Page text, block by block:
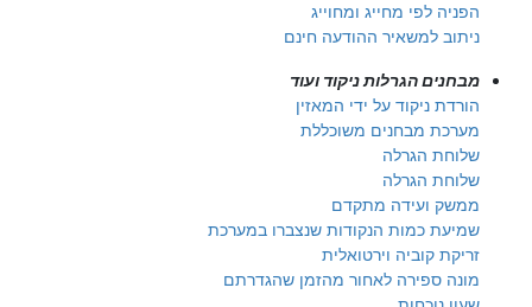
הפניה לפי מחייג ומחוייג
ניתוב למשאיר ההודעה חינם
מבחנים הגרלות ניקוד ועוד
הורדת ניקוד על ידי המאזין
מערכת מבחנים משוכללת
שלוחת הגרלה
שלוחת הגרלה
ממשק ועידה מתקדם
שמיעת כמות הנקודות שנצברו במערכת
זריקת קוביה וירטואלית
מונה ספירה לאחור מהזמן שהגדרתם